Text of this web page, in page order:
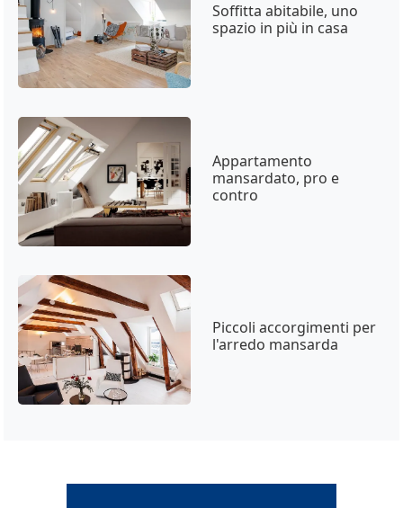
Soffitta abitabile, uno
spazio in più in casa
Appartamento
mansardato, pro e
contro
Piccoli accorgimenti per
l'arredo mansarda